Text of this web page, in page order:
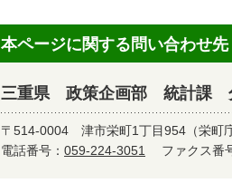
本ページに関する問い合わせ先
三重県 政策企画部 統計課
〒514-0004 津市栄町1丁目954（栄町
電話番号： 059-224-3051 ファクス番